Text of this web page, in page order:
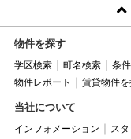
物件を探す
学区検索 町名検索 条
物件レポート
賃貸物件
当社について
インフォメーション ス